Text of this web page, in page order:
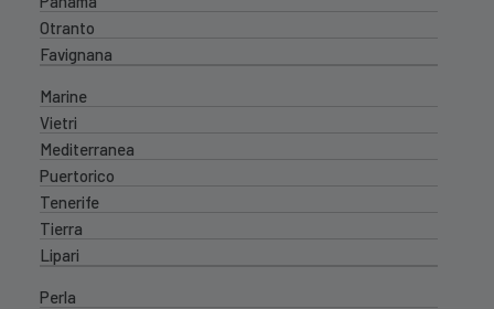
Otranto
Favignana
Marine
Vietri
Mediterranea
Puertorico
Tenerife
Tierra
Lipari
Perla